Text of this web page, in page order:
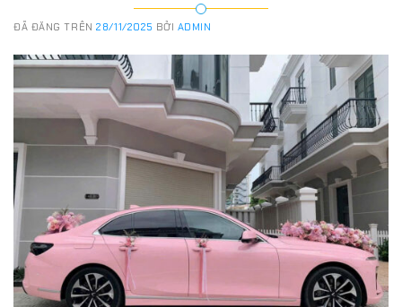
ĐÃ ĐĂNG TRÊN28/11/2025 BỞI ADMIN